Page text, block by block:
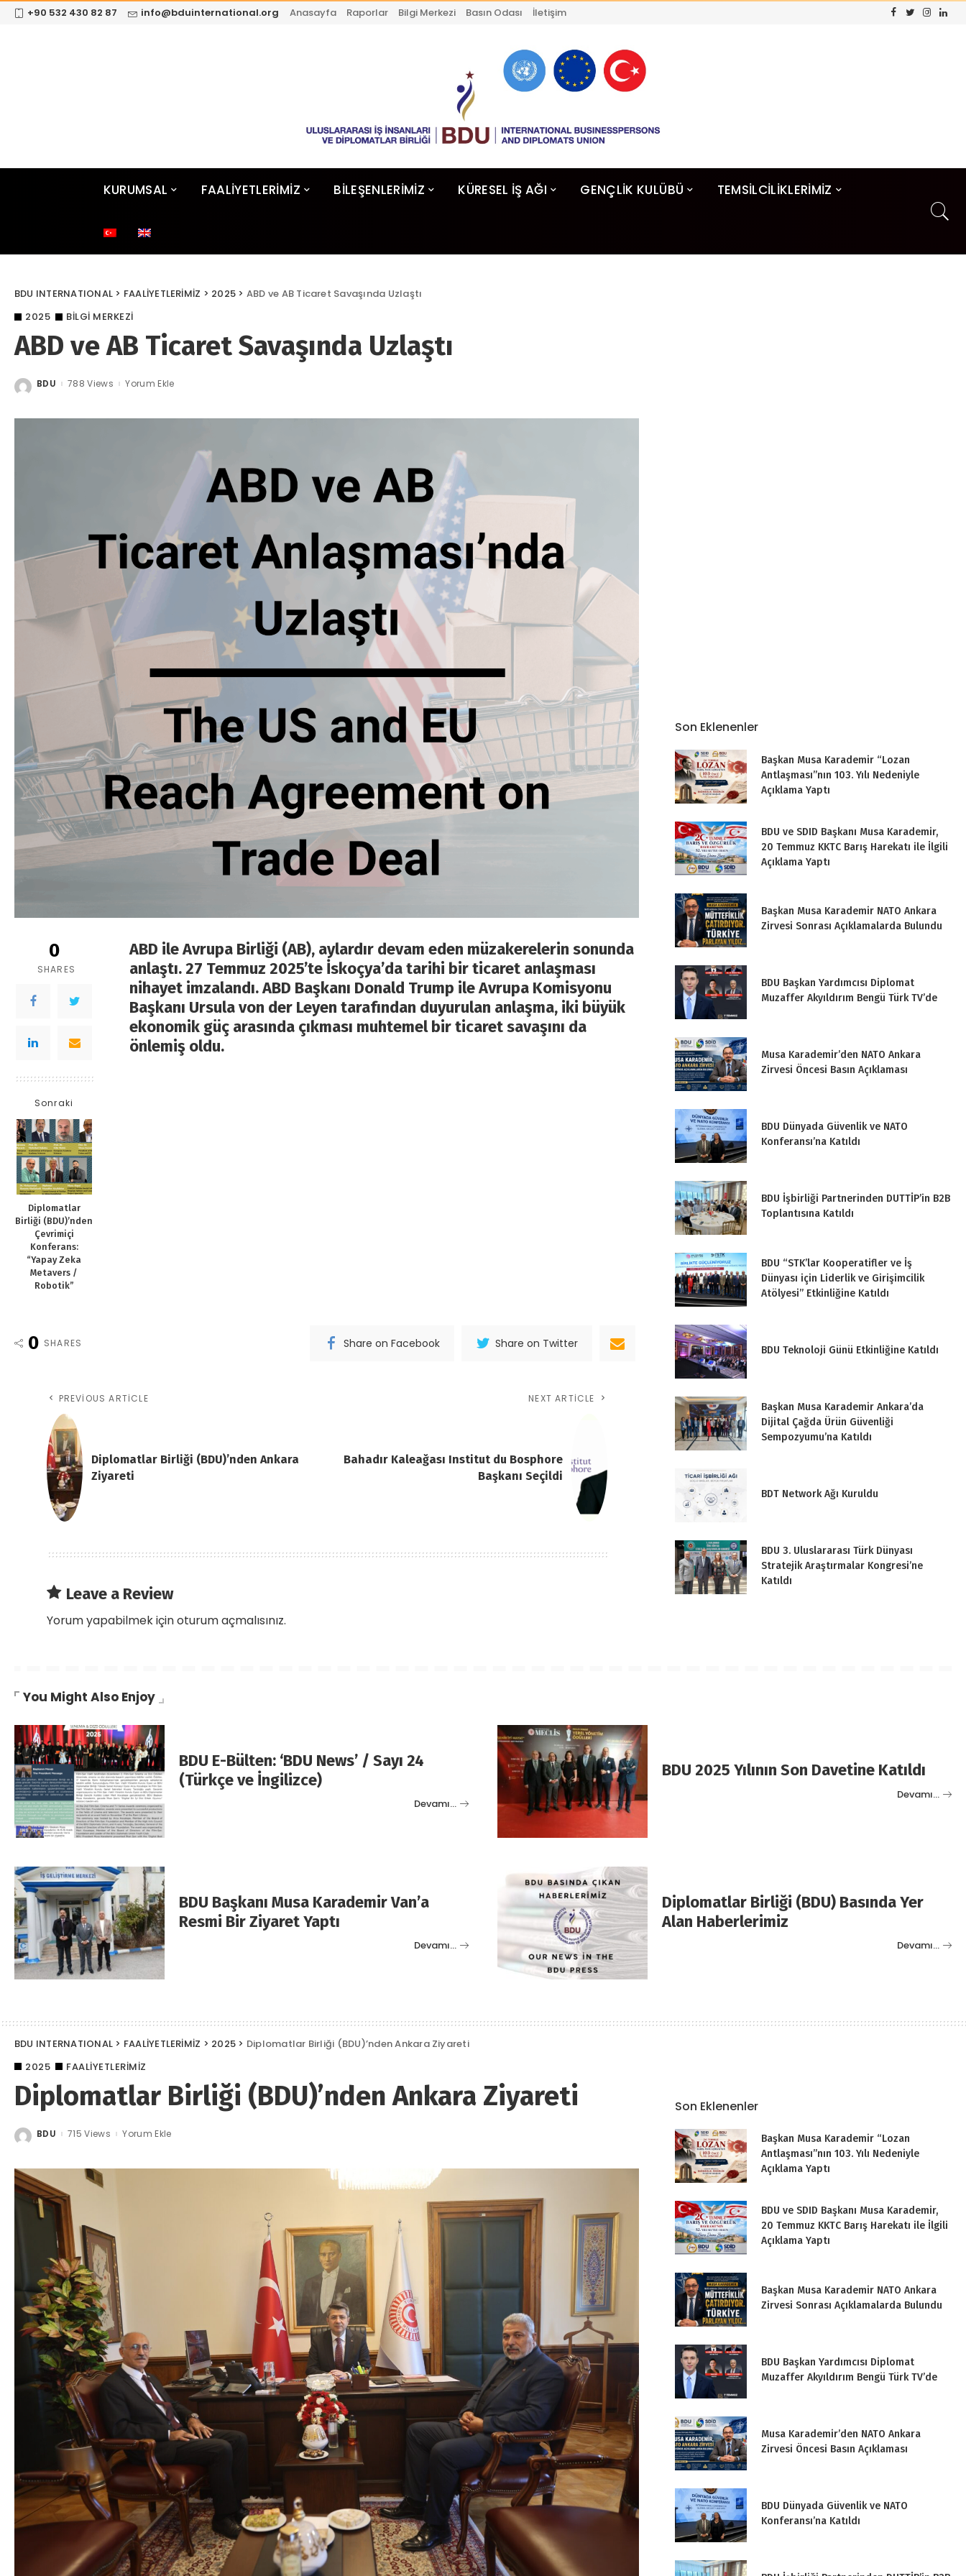
+90 532 430 82 87 info@bduinternational.org Anasayfa Raporlar Bilgi Merkezi Basın Odası İletişim
KURUMSAL FAALİYETLERİMİZ BİLEŞENLERİMİZ KÜRESEL İŞ AĞI GENÇLİK KULÜBÜ TEMSİLCİLİKLERİMİZ
BDU INTERNATIONAL > FAALİYETLERİMİZ > 2025 > ABD ve AB Ticaret Savaşında Uzlaştı
2025
BILGI MERKEZI
ABD ve AB Ticaret Savaşında Uzlaştı
Posted
BDU 788 Views Yorum Ekle
0
SHARES
Sonraki
Diplomatlar
Birliği (BDU)’nden
Çevrimiçi
Konferans:
“Yapay Zeka
Metavers /
Robotik”
ABD ile Avrupa Birliği (AB), aylardır devam eden müzakerelerin sonunda
anlaştı. 27 Temmuz 2025’te İskoçya’da tarihi bir ticaret anlaşması
nihayet imzalandı. ABD Başkanı Donald Trump ile Avrupa Komisyonu
Başkanı Ursula von der Leyen tarafından duyurulan anlaşma, iki büyük
ekonomik güç arasında çıkması muhtemel bir ticaret savaşını da
önlemiş oldu.
0 SHARES Share on Facebook Share on Twitter
PREVIOUS ARTICLE
Diplomatlar Birliği (BDU)’nden Ankara
Ziyareti
NEXT ARTICLE
Bahadır Kaleağası Institut du Bosphore
Başkanı Seçildi
Leave a Review
Yorum yapabilmek içinoturum açmalısınız.
Son Eklenenler
Başkan Musa Karademir “Lozan
Antlaşması”nın 103. Yılı Nedeniyle
Açıklama Yaptı
BDU ve SDID Başkanı Musa Karademir,
20 Temmuz KKTC Barış Harekatı ile İlgili
Açıklama Yaptı
Başkan Musa Karademir NATO Ankara
Zirvesi Sonrası Açıklamalarda Bulundu
BDU Başkan Yardımcısı Diplomat
Muzaffer Akyıldırım Bengü Türk TV’de
Musa Karademir’den NATO Ankara
Zirvesi Öncesi Basın Açıklaması
BDU Dünyada Güvenlik ve NATO
Konferansı’na Katıldı
BDU İşbirliği Partnerinden DUTTİP’in B2B
Toplantısına Katıldı
BDU “STK’lar Kooperatifler ve İş
Dünyası için Liderlik ve Girişimcilik
Atölyesi” Etkinliğine Katıldı
BDU Teknoloji Günü Etkinliğine Katıldı
Başkan Musa Karademir Ankara’da
Dijital Çağda Ürün Güvenliği
Sempozyumu’na Katıldı
BDT Network Ağı Kuruldu
BDU 3. Uluslararası Türk Dünyası
Stratejik Araştırmalar Kongresi’ne
Katıldı
You Might Also Enjoy
BDU E-Bülten: ‘BDU News’ / Sayı 24
(Türkçe ve İngilizce)
Devamı…
BDU 2025 Yılının Son Davetine Katıldı
Devamı…
BDU Başkanı Musa Karademir Van’a
Resmi Bir Ziyaret Yaptı
Devamı…
Diplomatlar Birliği (BDU) Basında Yer
Alan Haberlerimiz
Devamı…
BDU INTERNATIONAL > FAALİYETLERİMİZ > 2025 > Diplomatlar Birliği (BDU)’nden Ankara Ziyareti
2025
FAALİYETLERİMİZ
Diplomatlar Birliği (BDU)’nden Ankara Ziyareti
Posted
BDU 715 Views Yorum Ekle
Son Eklenenler
Başkan Musa Karademir “Lozan
Antlaşması”nın 103. Yılı Nedeniyle
Açıklama Yaptı
BDU ve SDID Başkanı Musa Karademir,
20 Temmuz KKTC Barış Harekatı ile İlgili
Açıklama Yaptı
Başkan Musa Karademir NATO Ankara
Zirvesi Sonrası Açıklamalarda Bulundu
BDU Başkan Yardımcısı Diplomat
Muzaffer Akyıldırım Bengü Türk TV’de
Musa Karademir’den NATO Ankara
Zirvesi Öncesi Basın Açıklaması
BDU Dünyada Güvenlik ve NATO
Konferansı’na Katıldı